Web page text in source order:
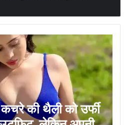
की थैली को उर्फी